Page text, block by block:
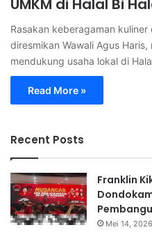
UMKM di Halal Bi
Rasakan keberagaman
diresmikan Wawali Agus
mendukung usaha lokal di
Read More »
Recent Posts
Franklin
Mei 14, 2026